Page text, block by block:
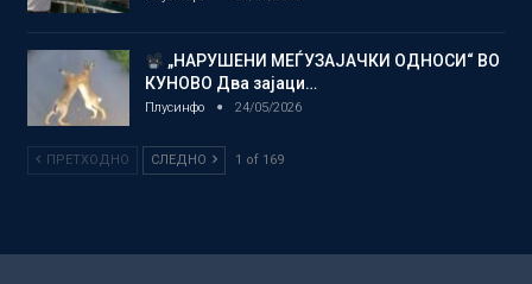
„НАРУШЕНИ МЕЃУЗАЈАЧКИ ОДНОСИ“ ВО
КУНОВО Два зајаци…
Плусинфо 24/05/2026
ПРЕТХОДНО СЛЕДНО 1 of 169